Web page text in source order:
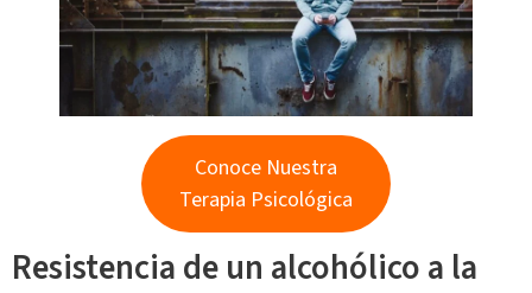
Conoce Nuestra
Terapia Psicológica
Resistencia de un alcohólico a la